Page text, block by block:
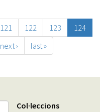
121 122 123
124
next › last »
Col·leccions